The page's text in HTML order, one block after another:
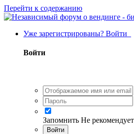
Перейти к содержанию
Уже зарегистрированы? Войти
Войти
Запомнить Не
Войти